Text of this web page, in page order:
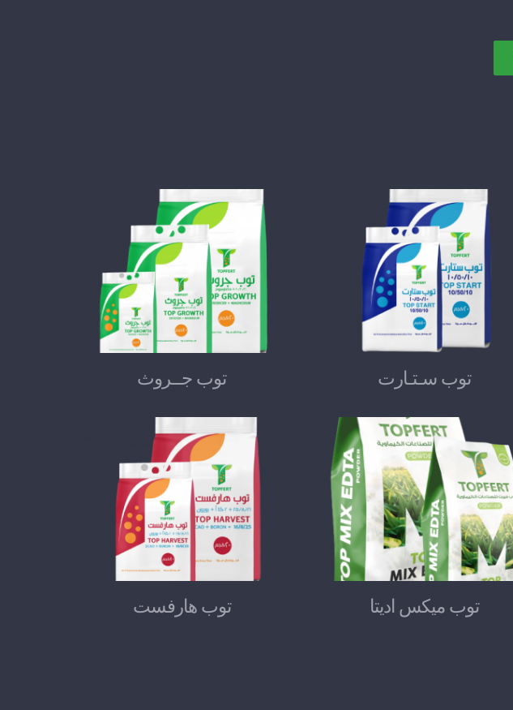
توب سـتـارت
توب سـتـارت
توب جــروث
توب جــروث
توب ميكس اديتا
توب ميكس اديتا
توب هارفست
توب هارفست